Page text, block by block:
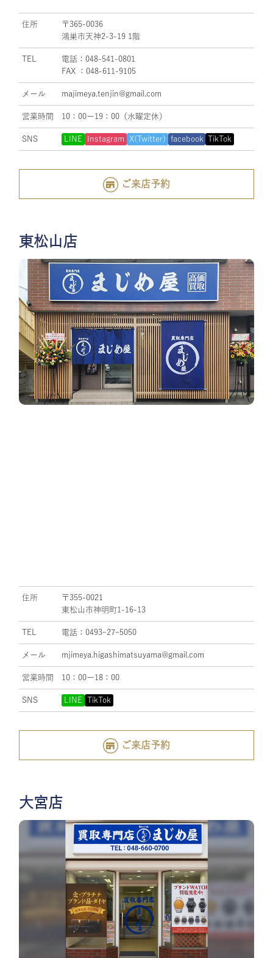
住所
〒365-0036
鴻巣市天神2-3-19 1階
TEL
電話：048-541-0801
FAX ：048-611-9105
メール majimeya.tenjin@gmail.com
営業時間 10：00ー19：00（水曜定休）
SNS LINE Instagram X(Twitter) facebook TikTok
ご来店予約
東松山店
住所
〒355-0021
東松山市神明町1-16-13
TEL 電話：0493ｰ27ｰ5050
メール mjimeya.higashimatsuyama@gmail.com
営業時間 10：00ー18：00
SNS LINE TikTok
ご来店予約
大宮店